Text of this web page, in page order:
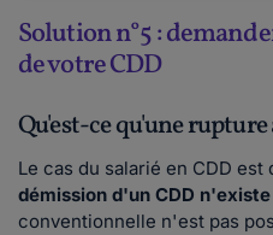
Solution n°5 :
de votre CDD
Qu'est-ce qu'une
Le cas du salarié en CDD
démission d'un CDD
conventionnelle n'est pas